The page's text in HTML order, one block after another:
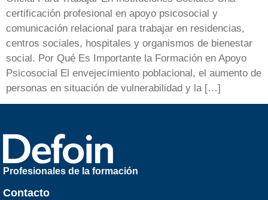
certificación profesional en apoyo psicosocial y
comunicación relacional para trabajar en residencias,
centros sociales, hospitales y organismos de bienestar
social. Por Qué Es Importante la Formación en Apoyo
Psicosocial El envejecimiento poblacional, el aumento de
personas en situación de vulnerabilidad y la […]
Profesionales de la formación
Contacto